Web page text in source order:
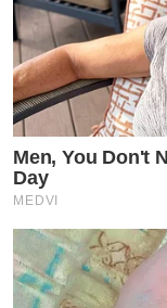
Men, You Don't
Day
MEDVI